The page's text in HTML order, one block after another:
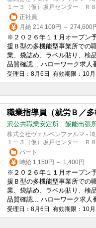
１ー３（仮）坂戸センター Ｒ
正社員
月給 214,100円 ～ 274,600
※２０２６年１１月オープン
援Ｂ型の多機能型事業所での
業、袋詰め、ラベル貼り、検
品質確認... ハローワーク求人
受理日：8月6日 有効期限：10月
職業指導員（就労Ｂ／
沢公共職業安定所 飯能出張
株式会社ヴェルペンファルマ -
１ー３（仮）坂戸センター Ｒ
パート
時給 1,150円 ～ 1,400円
※２０２６年１１月オープン
援Ｂ型の多機能型事業所での
業、袋詰め、ラベル貼り、検
品質確認... ハローワーク求人
受理日：8月6日 有効期限：10月